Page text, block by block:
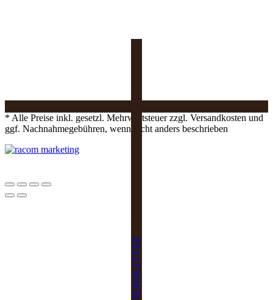
* Alle Preise inkl. gesetzl. Mehrwertsteuer zzgl. Versandkosten und
ggf. Nachnahmegebühren, wenn nicht anders beschrieben
NEWSLETTER